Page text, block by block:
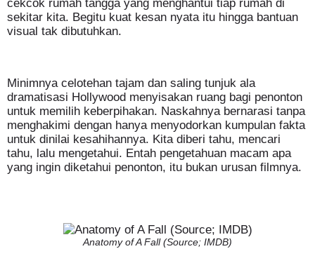
cekcok rumah tangga yang menghantui tiap rumah di
sekitar kita. Begitu kuat kesan nyata itu hingga bantuan
visual tak dibutuhkan.
Minimnya celotehan tajam dan saling tunjuk ala
dramatisasi Hollywood menyisakan ruang bagi penonton
untuk memilih keberpihakan. Naskahnya bernarasi tanpa
menghakimi dengan hanya menyodorkan kumpulan fakta
untuk dinilai kesahihannya. Kita diberi tahu, mencari
tahu, lalu mengetahui. Entah pengetahuan macam apa
yang ingin diketahui penonton, itu bukan urusan filmnya.
Anatomy of A Fall (Source; IMDB)